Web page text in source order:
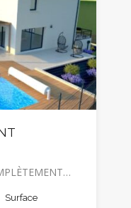
Surface